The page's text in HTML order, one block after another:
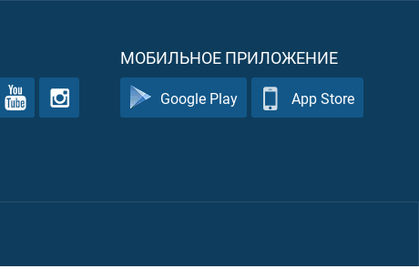
МОБИЛЬНОЕ ПРИЛОЖЕНИЕ
Google Play App Store